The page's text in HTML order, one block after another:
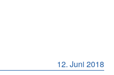
12. Juni 2018